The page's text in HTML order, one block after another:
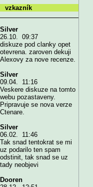
vzkazník
Silver
26.10. 09:37
diskuze pod clanky opet
otevrena. zaroven dekuji
Alexovy za nove recenze.
Silver
09.04. 11:16
Veskere diskuze na tomto
webu pozastaveny.
Pripravuje se nova verze
Ctenare.
Silver
06.02. 11:46
Tak snad tentokrat se mi
uz podarilo ten spam
odstinit, tak snad se uz
tady neobjevi
Dooren